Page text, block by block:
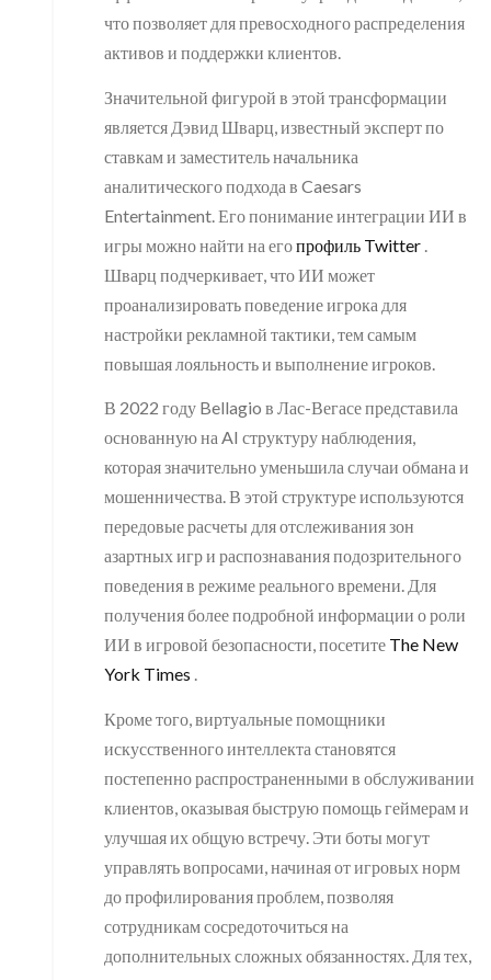
что позволяет для превосходного распределения
активов и поддержки клиентов.
Значительной фигурой в этой трансформации
является Дэвид Шварц, известный эксперт по
ставкам и заместитель начальника
аналитического подхода в Caesars
Entertainment. Его понимание интеграции ИИ в
игры можно найти на егопрофиль Twitter
Шварц подчеркивает, что ИИ может
проанализировать поведение игрока для
настройки рекламной тактики, тем самым
повышая лояльность и выполнение игроков.
В 2022 году Bellagio в Лас-Вегасе представила
основанную на AI структуру наблюдения,
которая значительно уменьшила случаи обмана и
мошенничества. В этой структуре используются
передовые расчеты для отслеживания зон
азартных игр и распознавания подозрительного
поведения в режиме реального времени. Для
получения более подробной информации о роли
ИИ в игровой безопасности, посетите The New
York Times .
Кроме того, виртуальные помощники
искусственного интеллекта становятся
постепенно распространенными в обслуживании
клиентов, оказывая быструю помощь геймерам и
улучшая их общую встречу. Эти боты могут
управлять вопросами, начиная от игровых норм
до профилирования проблем, позволяя
сотрудникам сосредоточиться на
дополнительных сложных обязанностях. Для тех,